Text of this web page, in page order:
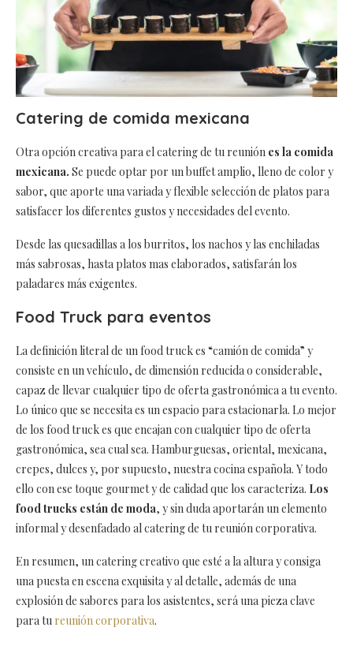
Catering de comida mexicana
Otra opción creativa para el catering de tu reunión es la comida
mexicana. Se puede optar por un buffet amplio, lleno de color y
sabor, que aporte una variada y flexible selección de platos para
satisfacer los diferentes gustos y necesidades del evento.
Desde las quesadillas a los burritos, los nachos y las enchiladas
más sabrosas, hasta platos mas elaborados, satisfarán los
paladares más exigentes.
Food Truck para eventos
La definición literal de un food truck es “camión de comida” y
consiste en un vehículo, de dimensión reducida o considerable,
capaz de llevar cualquier tipo de oferta gastronómica a tu evento.
Lo único que se necesita es un espacio para estacionarla. Lo mejor
de los food truck es que encajan con cualquier tipo de oferta
gastronómica, sea cual sea. Hamburguesas, oriental, mexicana,
crepes, dulces y, por supuesto, nuestra cocina española. Y todo
ello con ese toque gourmet y de calidad que los caracteriza. Los
food trucks están de moda, y sin duda aportarán un elemento
informal y desenfadado al catering de tu reunión corporativa.
En resumen, un catering creativo que esté a la altura y consiga
una puesta en escena exquisita y al detalle, además de una
explosión de sabores para los asistentes, será una pieza clave
para tu reunión corporativa.